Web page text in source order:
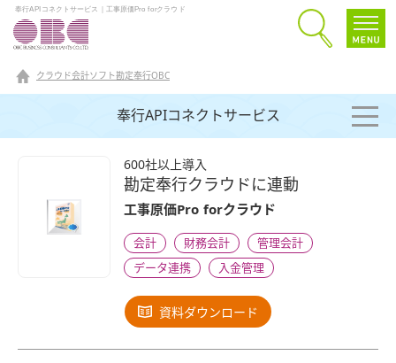
奉行APIコネクトサービス｜工事原価Pro forクラウド
クラウド会計ソフト勘定奉行OBC
奉行APIコネクトサービス
600社以上導入
勘定奉行クラウドに連動
工事原価Pro forクラウド
会計 財務会計 管理会計
データ連携 入金管理
資料ダウンロード